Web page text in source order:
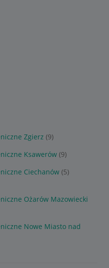
Zgierz (9)
Ksawerów (9)
Ciechanów (5)
Ożarów Mazowiecki
Nowe Miasto nad